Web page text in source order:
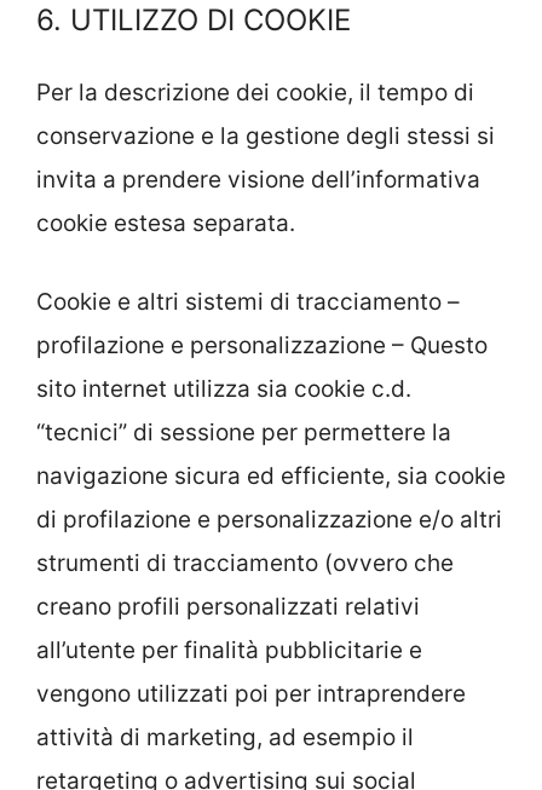
6. UTILIZZO DI COOKIE
Per la descrizione dei cookie, il tempo di
conservazione e la gestione degli stessi si
invita a prendere visione dell’informativa
cookie estesa separata.
Cookie e altri sistemi di tracciamento –
profilazione e personalizzazione – Questo
sito internet utilizza sia cookie c.d.
“tecnici” di sessione per permettere la
navigazione sicura ed efficiente, sia cookie
di profilazione e personalizzazione e/o altri
strumenti di tracciamento (ovvero che
creano profili personalizzati relativi
all’utente per finalità pubblicitarie e
vengono utilizzati poi per intraprendere
attività di marketing, ad esempio il
retargeting o advertising sui social